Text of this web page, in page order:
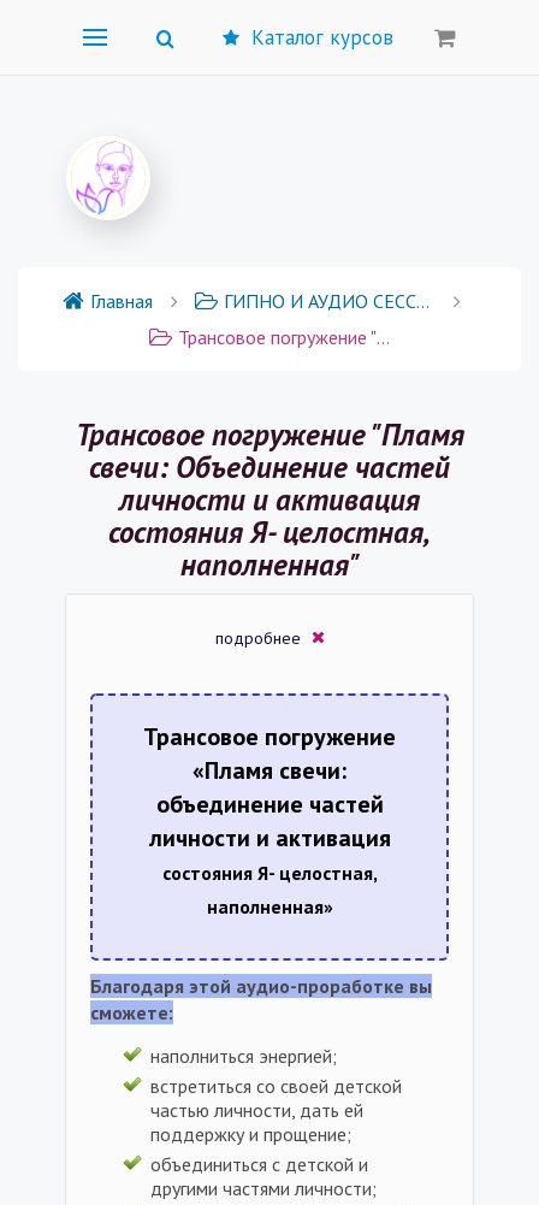
Каталог курсов
Главная
ГИПНО И АУДИО СЕССИИ
Трансовое погружение "Пламя свечи: Объединение частей личности и активация состояния Я- целостная, наполненная"
Трансовое погружение "Пламя
свечи: Объединение частей
личности и активация
состояния Я- целостная,
наполненная"
подробнее
Трансовое погружение
«Пламя свечи:
объединение частей
личности и активация
состояния Я- целостная,
наполненная»
Благодаря этой аудио-проработке вы
сможете:
наполниться энергией;
встретиться со своей детской
частью личности, дать ей
поддержку и прощение;
объединиться с детской и
другими частями личности;